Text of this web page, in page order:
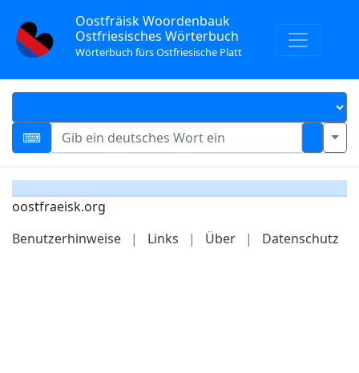
Oostfräisk Woordenbauk
Ostfriesisches Wörterbuch
Wörterbuch fürs Ostfriesische Platt
oostfraeisk.org
Benutzerhinweise
| Links | Über | Datenschutz